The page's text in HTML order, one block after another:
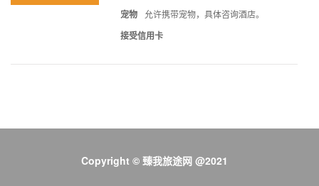
宠物 允许携带宠物，具体咨询酒店。
接受信用卡
Copyright © 臻我旅途网 @2021